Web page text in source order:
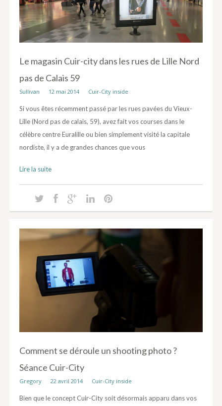
Le magasin Cuir-city dans les rues de Lille Nord
pas de Calais 59
Sullivan 12 mai 2014 Cuir-City inside
Si vous êtes récemment passé par les rues pavées du Vieux-
Lille (Nord pas de calais, 59), avez fait vos courses dans le
célèbre centre Euralille ou bien simplement visité la capitale
nordiste, il y a de grandes chances que vous
Lire la suite
Comment se déroule un shooting photo ?
Séance Cuir-City
Gregory 22 avril 2014 Cuir-City inside
Bien que le concept Cuir-City soit désormais apparu dans vos